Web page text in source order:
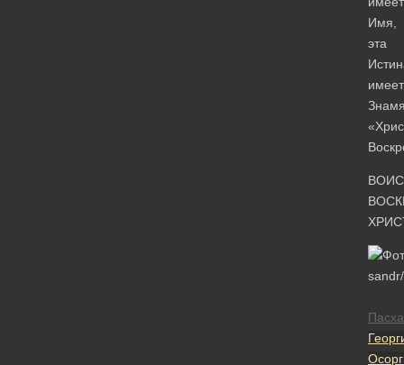
Имя,
эта
имеет
Пасха